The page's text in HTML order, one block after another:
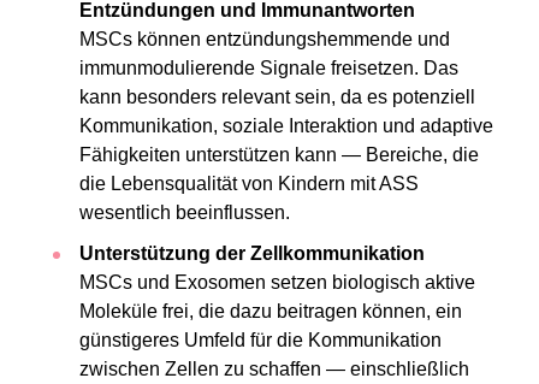
Entzündungen und Immunantworten
MSCs können entzündungshemmende und
immunmodulierende Signale freisetzen. Das
kann besonders relevant sein, da es potenziell
Kommunikation, soziale Interaktion und adaptive
Fähigkeiten unterstützen kann — Bereiche, die
die Lebensqualität von Kindern mit ASS
wesentlich beeinflussen.
Unterstützung der Zellkommunikation
MSCs und Exosomen setzen biologisch aktive
Moleküle frei, die dazu beitragen können, ein
günstigeres Umfeld für die Kommunikation
zwischen Zellen zu schaffen — einschließlich